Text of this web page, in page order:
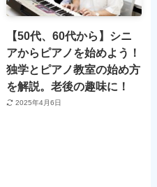
【50代、60代から】シニ
アからピアノを始めよう！
独学とピアノ教室の始め方
を解説。老後の趣味に！
2025年4月6日